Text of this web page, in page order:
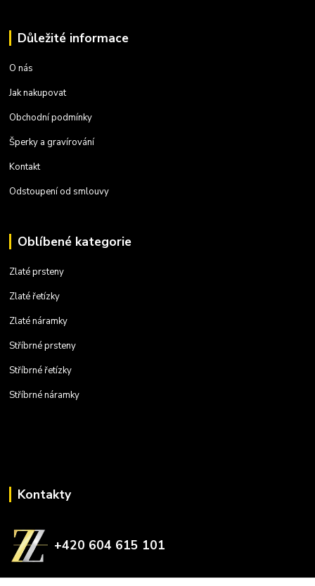
Důležité informace
O nás
Jak nakupovat
Obchodní podmínky
Šperky a gravírování
Kontakt
Odstoupení od smlouvy
Oblíbené kategorie
Zlaté prsteny
Zlaté řetízky
Zlaté náramky
Stříbrné prsteny
Stříbrné řetízky
Stříbrné náramky
Kontakty
+420 604 615 101